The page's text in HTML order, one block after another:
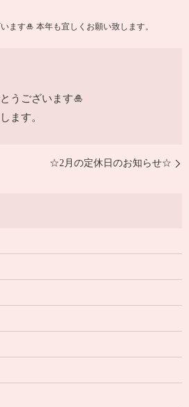
ます🎍 本年も宜しくお願い致します。
うございます🎍
ます。
☆2月の定休日のお知らせ☆